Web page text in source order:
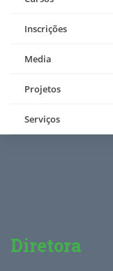
Inscrições
Media
Projetos
Serviços
Diretora